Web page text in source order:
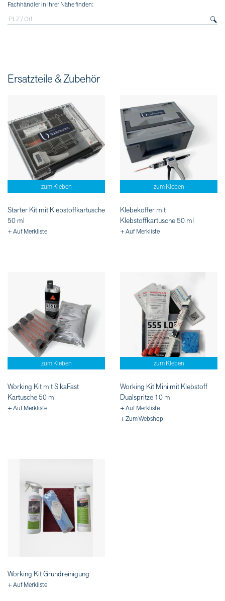
Fachhändler in Ihrer Nähe finden:
Ersatzteile & Zubehör
zum Kleben
Starter Kit mit Klebstoffkartusche
50 ml
+ Auf Merkliste
zum Kleben
Klebekoffer mit
Klebstoffkartusche 50 ml
+ Auf Merkliste
zum Kleben
Working Kit mit SikaFast
Kartusche 50 ml
+ Auf Merkliste
zum Kleben
Working Kit Mini mit Klebstoff
Dualspritze 10 ml
+ Auf Merkliste
+ Zum Webshop
Working Kit Grundreinigung
+ Auf Merkliste